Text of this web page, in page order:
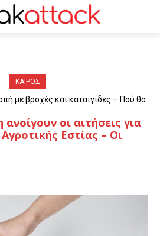
ΚΑΙΡΟΣ
με βροχές και καταιγίδες – Πού θα
οι αιτήσεις για
Εστίας – Οι